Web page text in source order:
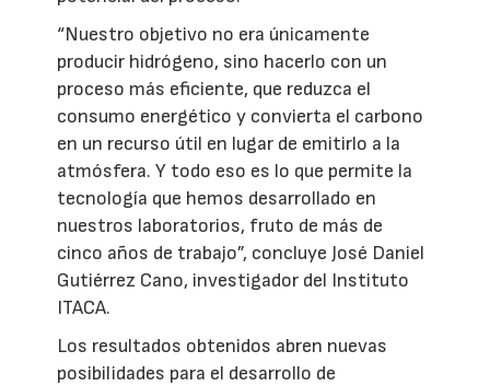
“Nuestro objetivo no era únicamente
producir hidrógeno, sino hacerlo con un
proceso más eficiente, que reduzca el
consumo energético y convierta el carbono
en un recurso útil en lugar de emitirlo a la
atmósfera. Y todo eso es lo que permite la
tecnología que hemos desarrollado en
nuestros laboratorios, fruto de más de
cinco años de trabajo”, concluye José Daniel
Gutiérrez Cano, investigador del Instituto
ITACA.
Los resultados obtenidos abren nuevas
posibilidades para el desarrollo de